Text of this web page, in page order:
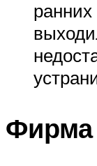
ранних